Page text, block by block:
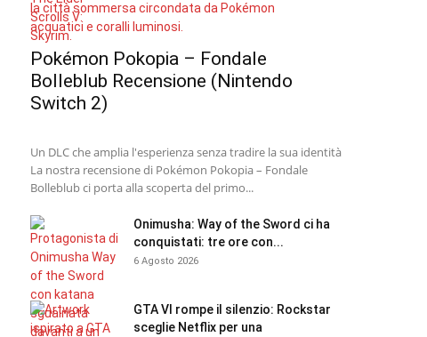
Pokémon Pokopia – Fondale
Bolleblub Recensione (Nintendo
Switch 2)
Un DLC che amplia l'esperienza senza tradire la sua identità
La nostra recensione di Pokémon Pokopia – Fondale
Bolleblub ci porta alla scoperta del primo...
Onimusha: Way of the Sword ci ha
conquistati: tre ore con...
6 Agosto 2026
GTA VI rompe il silenzio: Rockstar
sceglie Netflix per una